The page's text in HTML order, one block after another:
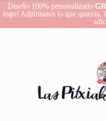
Diseño 100% personalizado
logo! Adjúntanos lo que quieras,